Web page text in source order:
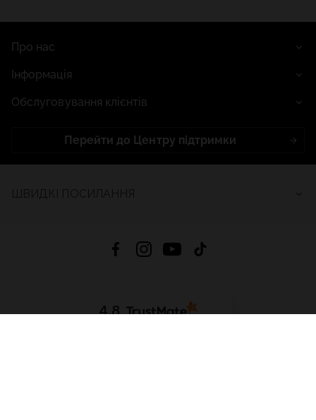
Про нас
Інформація
Обслуговування клієнтів
Перейти до Центру підтримки
4.8